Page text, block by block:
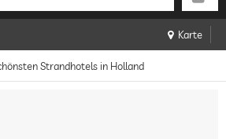
Karte
Strandhotels in Holland